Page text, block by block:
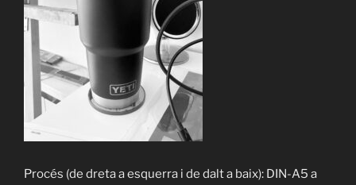
Procés (de dreta a esquerra i de dalt a baix): DIN-A5 a